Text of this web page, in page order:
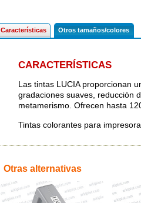
Características Otros tamaños/colores
CARACTERÍSTICAS
Las tintas LUCIA proporcionan
gradaciones suaves, reducción
metamerismo. Ofrecen hasta
Tintas colorantes para
Otras alternativas